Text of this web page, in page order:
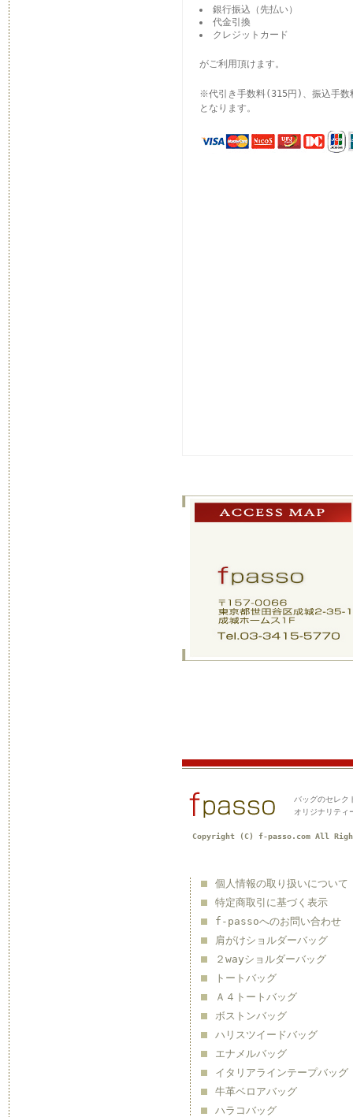
銀行振込（先払い）
代金引換
クレジットカード
がご利用頂けます。
※代引き手数料(315円)、振込手数
となります。
バッグのセレ
オリジナリティ
Copyright (C) f-passo.com All
個人情報の取り扱いについて
特定商取引に基づく表示
f-passoへのお問い合わせ
肩がけショルダーバッグ
２wayショルダーバッグ
トートバッグ
Ａ４トートバッグ
ボストンバッグ
ハリスツイードバッグ
エナメルバッグ
イタリアラインテープバッグ
牛革ベロアバッグ
ハラコバッグ